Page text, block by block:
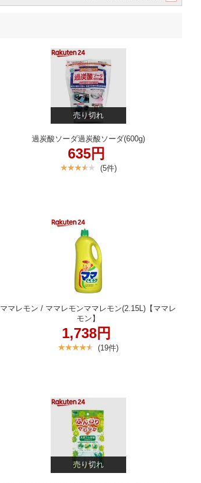
売り切れ
過炭酸ソーダ過炭酸ソーダ(600g)
635円
(5件)
ママレモン / ママレモンママレモン(2.15L)【ママレ
モン】
1,738円
(19件)
売り切れ